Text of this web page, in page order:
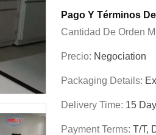
Pago Y Términos
Cantidad De Orden
Precio: Negociation
Packaging Details:
Delivery Time: 15
Payment Terms: T/T,